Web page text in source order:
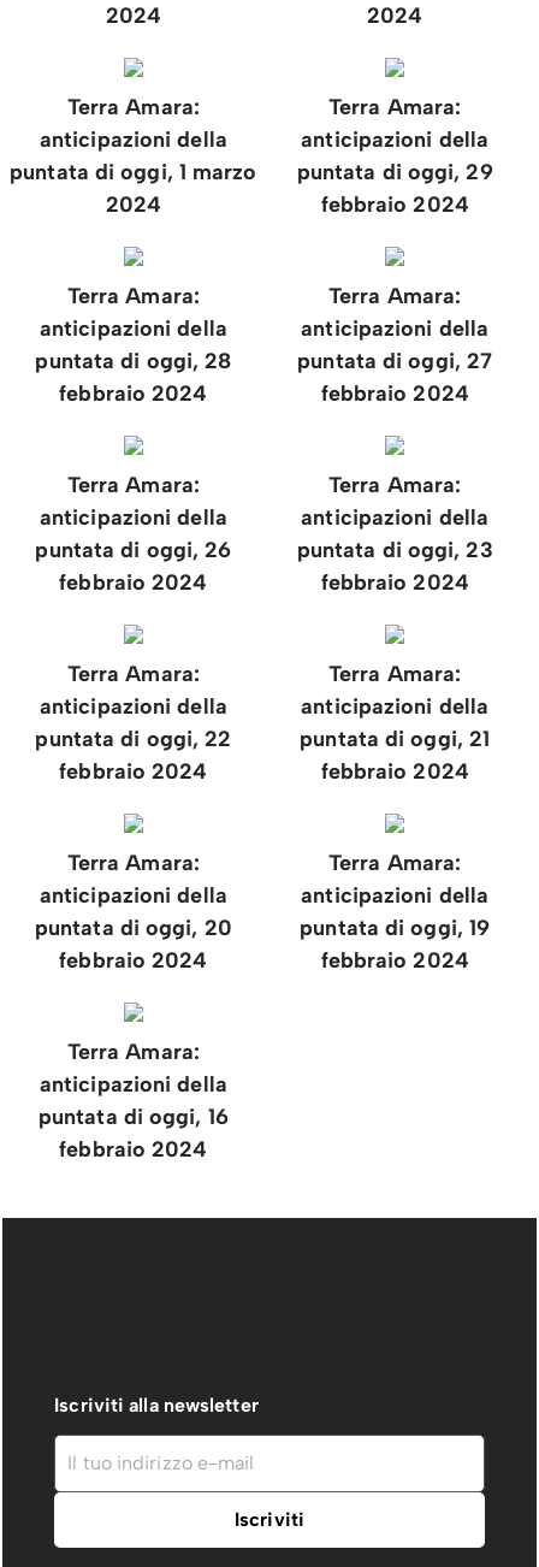
2024
2024
Terra Amara:
anticipazioni della
puntata di oggi, 1 marzo
2024
Terra Amara:
anticipazioni della
puntata di oggi, 29
febbraio 2024
Terra Amara:
anticipazioni della
puntata di oggi, 28
febbraio 2024
Terra Amara:
anticipazioni della
puntata di oggi, 27
febbraio 2024
Terra Amara:
anticipazioni della
puntata di oggi, 26
febbraio 2024
Terra Amara:
anticipazioni della
puntata di oggi, 23
febbraio 2024
Terra Amara:
anticipazioni della
puntata di oggi, 22
febbraio 2024
Terra Amara:
anticipazioni della
puntata di oggi, 21
febbraio 2024
Terra Amara:
anticipazioni della
puntata di oggi, 20
febbraio 2024
Terra Amara:
anticipazioni della
puntata di oggi, 19
febbraio 2024
Terra Amara:
anticipazioni della
puntata di oggi, 16
febbraio 2024
Iscriviti alla newsletter